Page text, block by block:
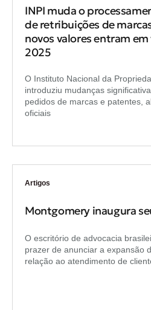
INPI muda o
de retribuições de
novos valores entram
2025
O Instituto Nacional da
introduziu mudanças
pedidos de marcas e patentes,
oficiais
Artigos
Montgomery inaugura
O escritório de advocacia
prazer de anunciar a expansão
relação ao atendimento de